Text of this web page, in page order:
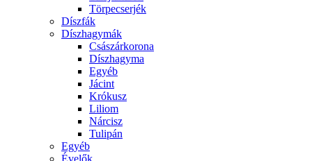
Törpecserjék
Díszfák
Díszhagymák
Császárkorona
Díszhagyma
Egyéb
Jácint
Krókusz
Liliom
Nárcisz
Tulipán
Egyéb
Évelők